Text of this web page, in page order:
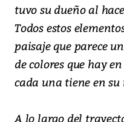
tuvo su dueño al
Todos estos
paisaje que parece
de colores que hay
cada una tiene en
A lo largo del